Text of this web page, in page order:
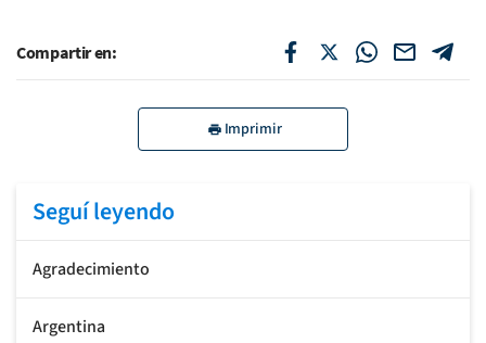
Compartir en:
Imprimir
Seguí leyendo
Agradecimiento
Argentina